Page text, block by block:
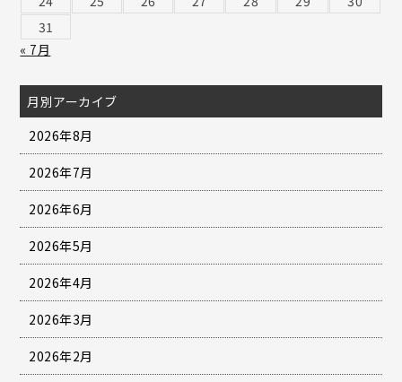
31
« 7月
月別アーカイブ
2026年8月
2026年7月
2026年6月
2026年5月
2026年4月
2026年3月
2026年2月